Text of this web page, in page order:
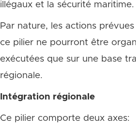
illégaux et la sécurité maritime.
Par nature, les actions
ce pilier ne pourront être
exécutées que sur une base
régionale.
Intégration régionale
Ce pilier comporte deux axes: